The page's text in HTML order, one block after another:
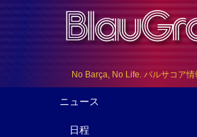
No Barça, No Life. バルサコア
ニュース
日程